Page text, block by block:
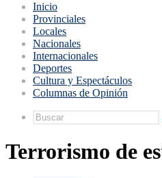
Inicio
Provinciales
Locales
Nacionales
Internacionales
Deportes
Cultura y Espectáculos
Columnas de Opinión
Terrorismo de